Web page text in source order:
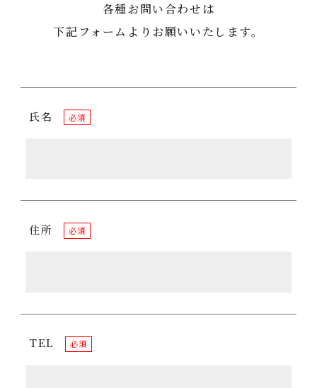
各種お問い合わせは
下記フォームよりお願いいたします。
氏名 必須
住所 必須
TEL 必須